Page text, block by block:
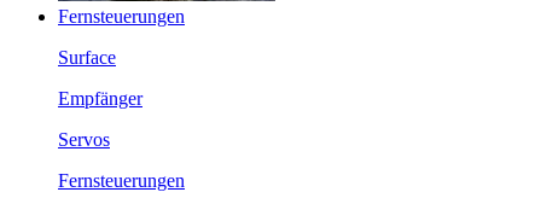
Fernsteuerungen
Surface
Empfänger
Servos
Fernsteuerungen